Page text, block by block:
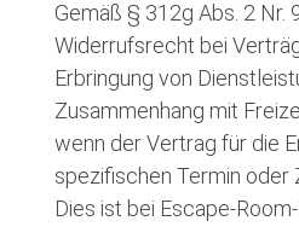
Gemäß § 312g Abs. 2 Nr.
Widerrufsrecht bei
Erbringung von
Zusammenhang mit
wenn der Vertrag für die
spezifischen Termin oder
Dies ist bei Escape-Room-